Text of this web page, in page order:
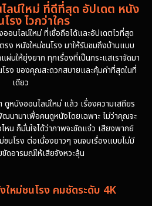
ลน์ใหม่ ที่ดีที่สุด อัปเดต หนัง
รง ไวกว่าใคร
อนไลน์ใหม่ ที่เชื่อถือได้และอัปเดตไวที่สุด
รง หนังใหม่ชนโรง มาให้รับชมถึงบ้านแบบ
ผ่นให้ยุ่งยาก ทุกเรื่องที่เป็นกระแสเราจัดมา
รง ของคุณสะดวกสบายและคุ้มค่าที่สุดในที่
เดียว
ดูหนังออนไลน์ใหม่ แล้ว เรื่องความเสถียร
นามาเพื่อคนดูหนังโดยเฉพาะ ไม่ว่าคุณจะ
หน ก็มั่นใจได้ว่าภาพจะชัดแจ๋ว เสียงพากย์
ชนโรง ต่อเนื่องยาวๆ จนจบเรื่องแบบไม่มี
ดอารมณ์ให้เสียจังหวะลุ้น
หม่ชนโรง คมชัดระดับ 4K